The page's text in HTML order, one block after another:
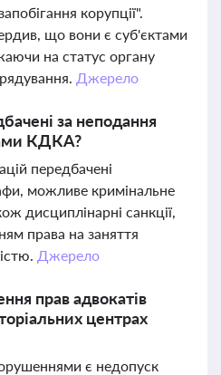
корупції".
що вони є суб'єктами
на статус органу
Джерело
за неподання
КДКА?
передбачені
можливе кримінальне
дисциплінарні санкції,
права на заняття
Джерело
прав адвокатів
центрах
є недопуск